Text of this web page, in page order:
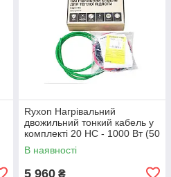
Ryxon Нагрівальний
двожильний тонкий кабель у
комплекті 20 HC - 1000 Вт (50
м)
В наявності
5 960 ₴